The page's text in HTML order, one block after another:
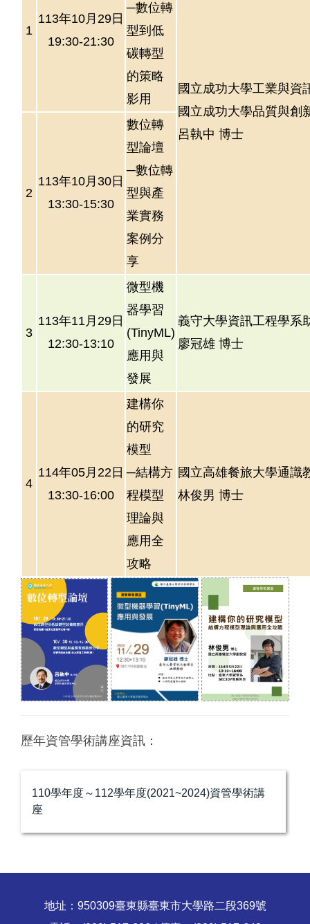
1
113年10月29日
19:30-21:30
─數位轉
型到低
碳轉型
的策略
影用
國立成功大學工業與資
國立成功大學品質與創
呂執中 博士
2
113年10月30日
13:30-15:30
數位轉
型論壇
─數位轉
型與產
業實務
案例分
享
3
113年11月29日
12:30-13:10
微型機
器學習
(TinyML)
應用與
發展
義守大學資訊工程學系
廖冠雄 博士
4
114年05月22日
13:30-16:00
建構你
的研究
模型
─結構方
程模型
理論與
應用全
攻略
國立高雄餐旅大學通識
林俊男 博士
歷年資管學術講座資訊：
110學年度～112學年度(2021~2024)資管學術講
座
地址：950309臺東縣臺東市大學路二段369號